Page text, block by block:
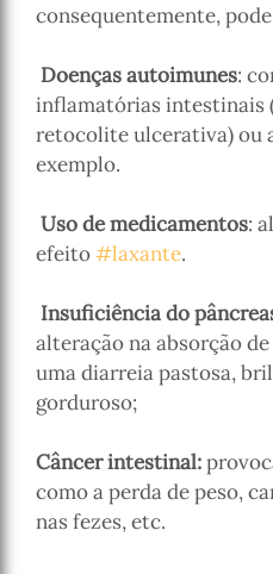
consequentemente,
Doenças autoimunes:
inflamatórias intestinais
retocolite ulcerativa) ou
exemplo.
Uso de medicamentos:
efeito#laxante.
Insuficiência do
alteração na absorção
uma diarreia pastosa,
gorduroso;
Câncer intestinal:
como a perda de peso,
nas fezes, etc.